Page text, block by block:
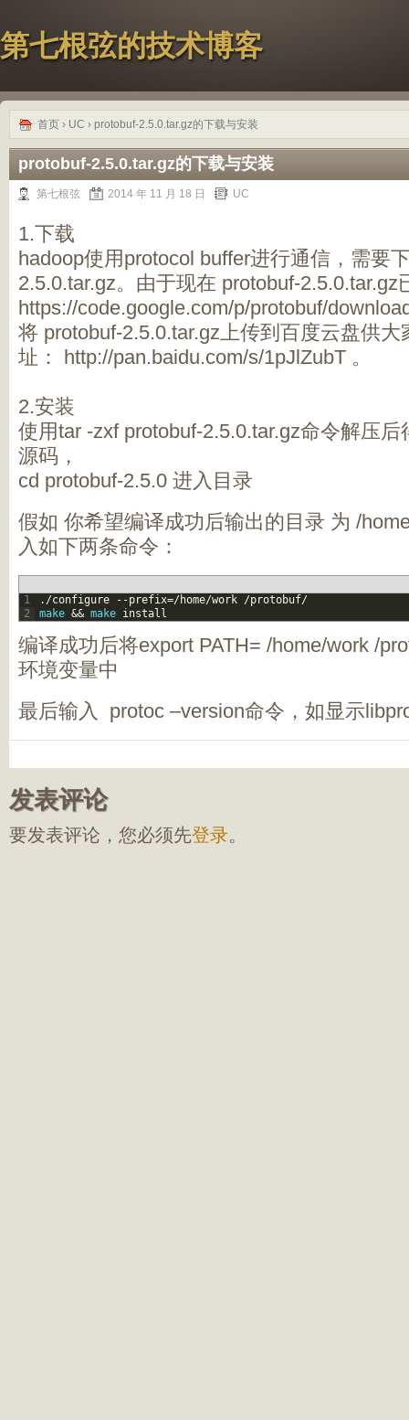
第七根弦的技术博客
首页 › UC › protobuf-2.5.0.tar.gz的下载与安装
protobuf-2.5.0.tar.gz的下载与安装
第七根弦 2014 年 11 月 18 日 UC
1.下载
hadoop使用protocol buffer进行通信，需要
2.5.0.tar.gz。由于现在 protobuf-2.5.0.tar.gz
https://code.google.com/p/protobuf/
将 protobuf-2.5.0.tar.gz上传到百度云盘供大
址： http://pan.baidu.com/s/1pJlZubT 。
2.安装
使用tar -zxf protobuf-2.5.0.tar.gz命令解压
源码，
cd protobuf-2.5.0 进入目录
假如 你希望编译成功后输出的目录 为 /
入如下两条命令：
1
2
. /configure --prefix=/home/work /protobuf/
make && make install
编译成功后将export PATH= /home/work /
环境变量中
最后输入 protoc –version命令，如显示
发表评论
要发表评论，您必须先登录。